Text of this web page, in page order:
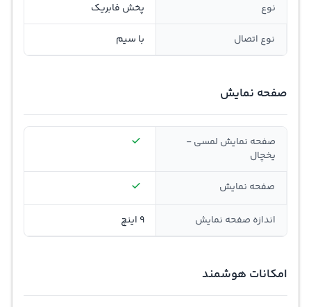
نوع پخش فابریک
نوع اتصال با سیم
صفحه نمایش
صفحه نمایش لمسی -
یخچال
صفحه نمایش
اندازه صفحه نمایش 9 اینچ
امکانات هوشمند